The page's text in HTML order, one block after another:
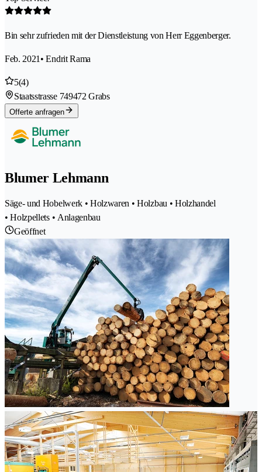
Bin sehr zufrieden mit der Dienstleistung von Herr Eggenberger.
Feb. 2021 • Endrit Rama
5(4)
Staatsstrasse 749472 Grabs
Offerte anfragen
Blumer Lehmann
Säge- und Hobelwerk • Holzwaren • Holzbau • Holzhandel
• Holzpellets • Anlagenbau
Geöffnet